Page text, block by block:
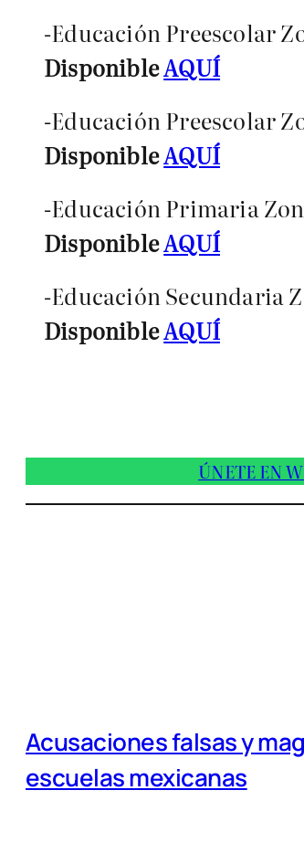
-Educación Preescolar
DisponibleAQUÍ
-Educación Preescolar
DisponibleAQUÍ
-Educación Primaria
DisponibleAQUÍ
-Educación Secundaria
DisponibleAQUÍ
ÚNETE EN
Acusaciones falsas y
escuelas mexicanas